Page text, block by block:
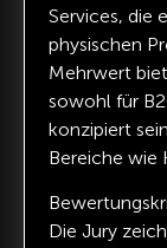
Services, die
physischen
Mehrwert
sowohl für
konzipiert
Bereiche wie
Die Jury